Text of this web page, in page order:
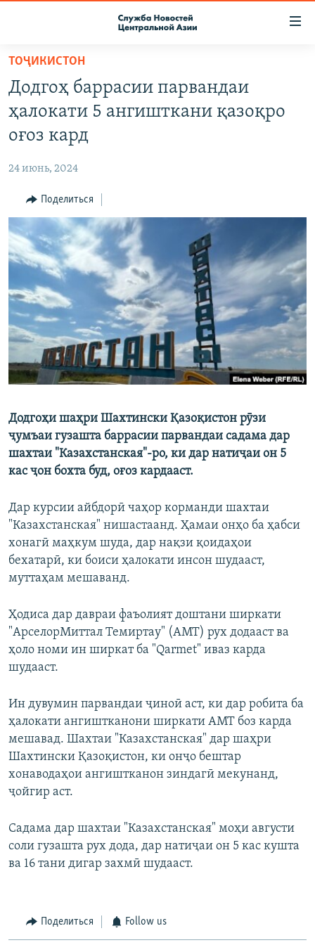
Вернуться
основному
содержанию
главной
Вернутся
поиску
ПОДПИСКА
НАСТОЯЩЕЕ ВРЕМЯ
МИГРАНТ МЕДИА
ТОҶИКИСТОН
Додгоҳ баррасии парвандаи
ҳалокати 5 ангишткани қазоқро
оғоз кард
24 июнь, 2024
Поделиться
Додгоҳи шаҳри Шахтински Қазоқистон рӯзи
ҷумъаи гузашта баррасии парвандаи садама дар
шахтаи "Казахстанская"-ро, ки дар натиҷаи он 5
кас ҷон бохта буд, оғоз кардааст.
Дар курсии айбдорӣ чаҳор корманди шахтаи
"Казахстанская" нишастаанд. Ҳамаи онҳо ба ҳабси
хонагӣ маҳкум шуда, дар нақзи қоидаҳои
бехатарӣ, ки боиси ҳалокати инсон шудааст,
муттаҳам мешаванд.
Ҳодиса дар давраи фаъолият доштани ширкати
"АрселорМиттал Темиртау" (АМТ) рух додааст ва
ҳоло номи ин ширкат ба "Qarmet" иваз карда
шудааст.
Ин дувумин парвандаи ҷиноӣ аст, ки дар робита ба
ҳалокати ангиштканони ширкати АМТ боз карда
мешавад. Шахтаи "Казахстанская" дар шаҳри
Шахтински Қазоқистон, ки онҷо бештар
хонаводаҳои ангиштканон зиндагӣ мекунанд,
ҷойгир аст.
Садама дар шахтаи "Казахстанская" моҳи августи
соли гузашта рух дода, дар натиҷаи он 5 кас кушта
ва 16 тани дигар захмӣ шудааст.
Поделиться Follow us